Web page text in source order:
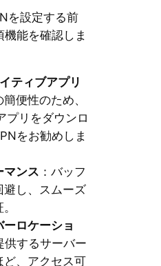
を設定する前
能を確認しま
ティブアプリ
便性のため、
プリをダウンロ
をお勧めしま
マンス ：バッフ
避し、スムーズ
ロケーショ
供するサーバー
ど、アクセス可